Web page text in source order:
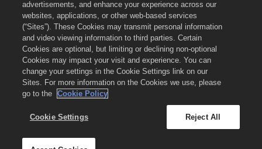
Политика в отношении файлов cookie
Политика возврата
Поддержка магазина
Поддержка игры
Настройки файлов cookie
2026Zynga, Inc. Merge Dragons! и логотип Merge Dragons! являются
товарными знаками Zynga, Inc. Все права сохранены. Магазин Merge
Dragons! Store принадлежит Zynga, Inc. Предложения действительны
только для игры Merge Dragons!. Наличие предложений и цены зависят
advertisements, and enhance your experience across our
websites, applications, or other web-based services
(“Sites”). These Cookies may transmit personal information
and video viewing information to third parties. Certain
Cookies are optional, but limiting or declining non-optional
Cookies may impact your visit and experience. You can
change your settings in the Cookie Settings link on our
Sites. For more information on the Cookies we use, please
go to the
Cookie Policy
Cookie Settings Reject All